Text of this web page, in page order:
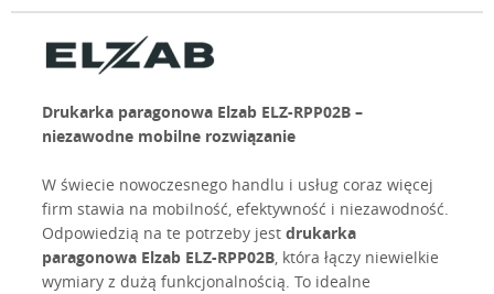
Drukarka paragonowa Elzab ELZ-RPP02B –
niezawodne mobilne rozwiązanie
W świecie nowoczesnego handlu i usług coraz więcej
firm stawia na mobilność, efektywność i niezawodność.
Odpowiedzią na te potrzeby jest drukarka
paragonowa Elzab ELZ-RPP02B, która łączy niewielkie
wymiary z dużą funkcjonalnością. To idealne